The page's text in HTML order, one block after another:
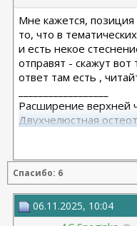
Мне кажется,
то, что в
и есть некое
отправят - скажут вот
ответ там есть ,
Расширение верхней
Двухчелюстная
Маммопластика
Спасибо: 6
06.11.2025, 10:04